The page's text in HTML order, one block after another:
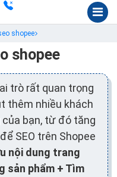
shopee
shopee
trò rất quan trọng
thêm nhiều khách
bạn, từ đó tăng
SEO trên Shopee
nội dung trang
sản phẩm + Tìm